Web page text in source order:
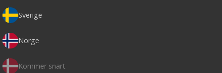
Sverige
Norge
Kommer snart